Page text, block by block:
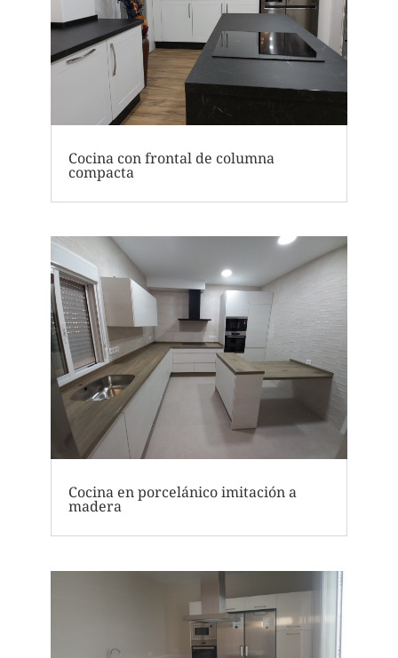
Cocina con frontal de columna
compacta
Cocina en porcelánico imitación a
madera